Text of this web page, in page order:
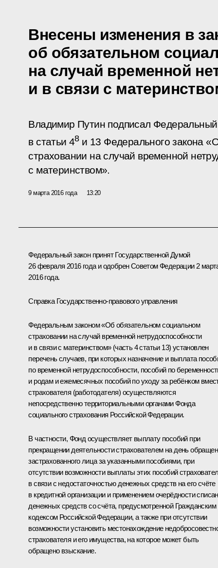
Внесены изменения в
об обязательном
на случай временной
и в связи с
Владимир Путин подписал
в статьи 48и 13 Федерального закона
страховании на случай временной
с материнством».
9 марта 2016 года 13:20
Федеральный закон принят Государственной Думой
26 февраля 2016 года и одобрен Советом Федерации 2
2016 года.
Справка Государственно-правового управления
Федеральным законом «Об обязательном социальном
страховании на случай временной нетрудоспособности
и в связи с материнством» (часть 4 статьи 13) установлен
перечень случаев, при которых назначение и выплата
по временной нетрудоспособности, пособий по
и родам и ежемесячных пособий по уходу за ребёнком
страхователя (работодателя) осуществляются
непосредственно территориальными органами Фонда
социального страхования Российской Федерации.
В частности, Фонд осуществляет выплату пособий при
прекращении деятельности страхователем на день
застрахованного лица за указанными пособиями, при
отсутствии возможности выплаты этих пособий
в связи с недостаточностью денежных средств на его счёте
в кредитной организации и применением очерёдности
денежных средств со счёта, предусмотренной Гражданским
кодексом Российской Федерации, а также при отсутствии
возможности установить местонахождение
страхователя и его имущества, на которое может быть
обращено взыскание.